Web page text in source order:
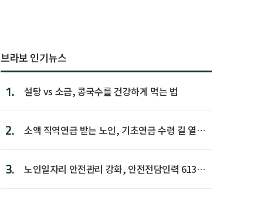
브라보 인기뉴스
1. 설탕 vs 소금, 콩국수를 건강하게 먹는 법
2.
소액 직역연금 받는 노인, 기초연금 수령 길 열린
3.
노인일자리 안전관리 강화, 안전전담인력 613명